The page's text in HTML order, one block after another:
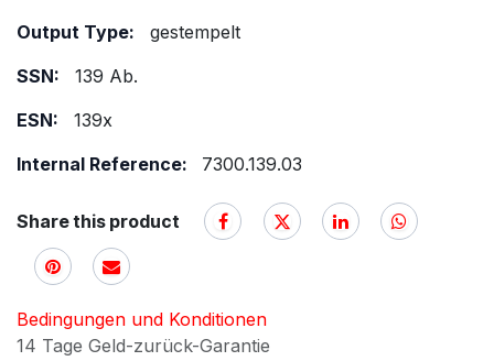
Output Type:
gestempelt
SSN:
139 Ab.
ESN:
139x
Internal Reference:
7300.139.03
Share this product
Bedingungen und Konditionen
14 Tage Geld-zurück-Garantie